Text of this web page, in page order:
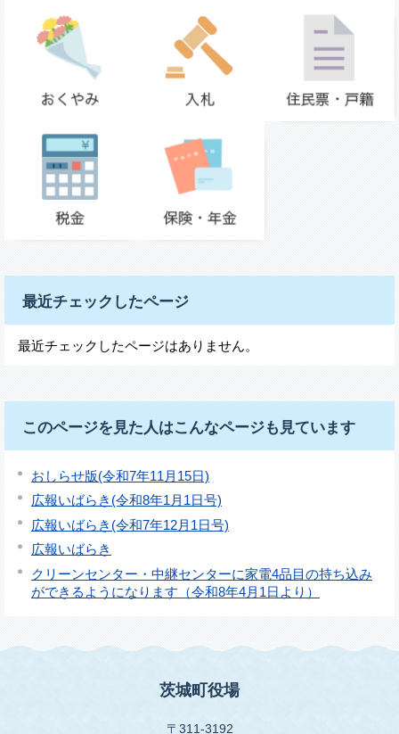
最近チェックしたページ
最近チェックしたページはありません。
このページを見た人はこんなページも見ています
おしらせ版(令和7年11月15日)
広報いばらき(令和8年1月1日号)
広報いばらき(令和7年12月1日号)
広報いばらき
クリーンセンター・中継センターに家電4品目の持ち込み
ができるようになります（令和8年4月1日より）
茨城町役場
〒311-3192